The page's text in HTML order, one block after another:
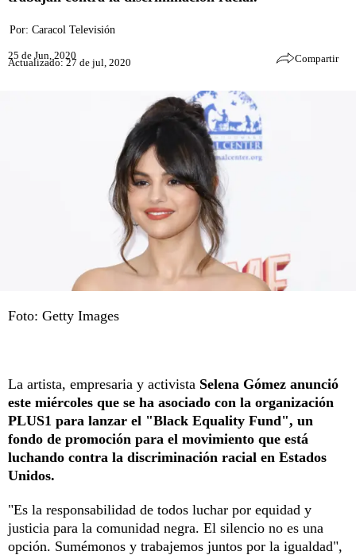
Por: Caracol Televisión
25 de Jun, 2020
Actualizado: 27 de jul, 2020 Compartir
Foto: Getty Images
La artista, empresaria y activista Selena Gómez anunció
este miércoles que se ha asociado con la organización
PLUS1 para lanzar el "Black Equality Fund", un
fondo de promoción para el movimiento que está
luchando contra la discriminación racial en Estados
Unidos.
"Es la responsabilidad de todos luchar por equidad y
justicia para la comunidad negra. El silencio no es una
opción. Sumémonos y trabajemos juntos por la igualdad",